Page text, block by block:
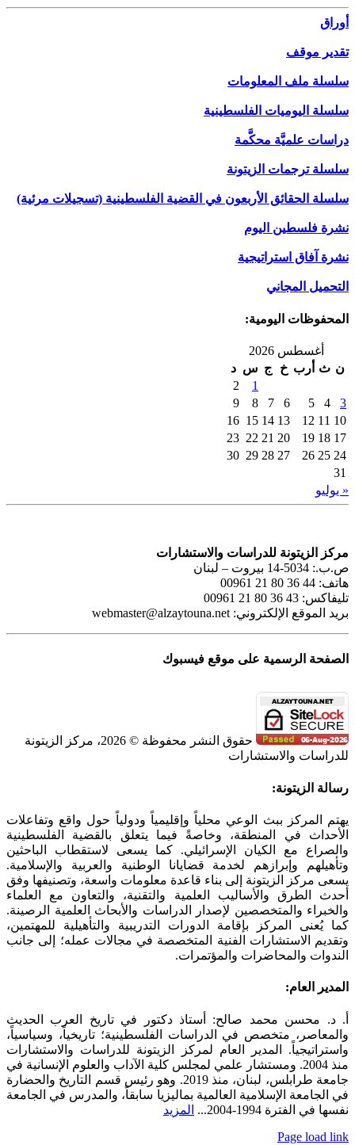
أوراق
تقدير موقف
سلسلة ملف المعلومات
سلسلة اليوميات الفلسطينية
دراسات علميَّة محكَّمة
سلسلة ترجمات الزيتونة
سلسلة الحقائق الأربعون في القضية الفلسطينية (تسجيلات مرئية)
نشرة فلسطين اليوم
نشرة آفاق استراتيجية
التحميل المجاني
المحفوظات اليومية:
أغسطس 2026
ن ث أرب خ ج س د
1
2
3
4
5
6
7
8
9
10
11
12
13
14
15
16
17
18
19
20
21
22
23
24
25
26
27
28
29
30
31
« يوليو
مركز الزيتونة للدراسات والاستشارات
ص.ب.: 5034-14 بيروت – لبنان
هاتف: 44 36 80 21 00961
تليفاكس: 43 36 80 21 00961
بريد الموقع الإلكتروني: webmaster@alzaytouna.net
الصفحة الرسمية على موقع فيسبوك
حقوق النشر محفوظة © 2026، مركز الزيتونة
للدراسات والاستشارات
Toggle
Bar
Area
رسالة الزيتونة:
يهتم المركز ببث الوعي محلياً وإقليمياً ودولياً حول واقع وتفاعلات
الأحداث في المنطقة، وخاصةً فيما يتعلق بالقضية الفلسطينية
والصراع مع الكيان الإسرائيلي. كما يسعى لاستقطاب الباحثين
وتأهيلهم وإبرازهم لخدمة قضايانا الوطنية والعربية والإسلامية.
يسعى مركز الزيتونة إلى بناء قاعدة معلومات واسعة، وتصنيفها وفق
أحدث الطرق والأساليب العلمية والتقنية، والتعاون مع العلماء
والخبراء والمتخصصين لإصدار الدراسات والأبحاث العلمية الرصينة.
كما يُعنى المركز بإقامة الدورات التدريبية والتأهيلية للمهتمين،
وتقديم الاستشارات الفنية المتخصصة في مجالات عمله؛ إلى جانب
الندوات والمحاضرات والمؤتمرات.
المدير العام:
أ. د. محسن محمد صالح: أستاذ دكتور في تاريخ العرب الحديث
والمعاصر، متخصص في الدراسات الفلسطينية؛ تاريخياً، وسياسياً،
واستراتيجياً. المدير العام لمركز الزيتونة للدراسات والاستشارات
منذ 2004. ومستشار علمي لمجلس كلية الآداب والعلوم الإنسانية في
جامعة طرابلس، لبنان، منذ 2019. وهو رئيس قسم التاريخ والحضارة
في الجامعة الإسلامية العالمية بماليزيا سابقاً، والمدرس في الجامعة
نفسها في الفترة 1994-2004...
المزيد
Page load link